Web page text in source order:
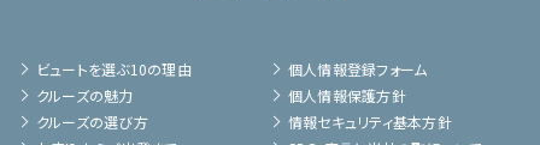
ビュートを選ぶ10の理由
クルーズの魅力
クルーズの選び方
個人情報登録フォーム
個人情報保護方針
情報セキュリティ基本方針